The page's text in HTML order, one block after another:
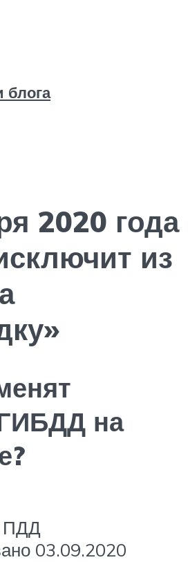
блога
2020 года
из
на
ПДД
03.09.2020